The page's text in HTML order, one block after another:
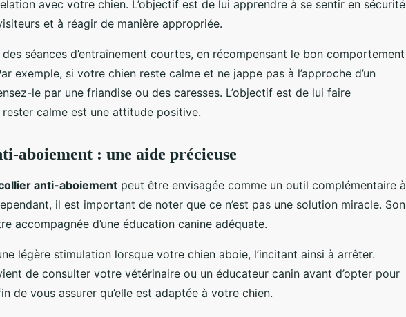
avec votre chien. L’objectif est de lui apprendre à se sentir en sécurité
et à réagir de manière appropriée.
séances d’entraînement courtes, en récompensant le bon comportement
exemple, si votre chien reste calme et ne jappe pas à l’approche d’un
le par une friandise ou des caresses. L’objectif est de lui faire
calme est une attitude positive.
aboiement : une aide précieuse
anti-aboiement peut être envisagée comme un outil complémentaire à
il est important de noter que ce n’est pas une solution miracle. Son
accompagnée d’une éducation canine adéquate.
légère stimulation lorsque votre chien aboie, l’incitant ainsi à arrêter.
de consulter votre vétérinaire ou un éducateur canin avant d’opter pour
de vous assurer qu’elle est adaptée à votre chien.